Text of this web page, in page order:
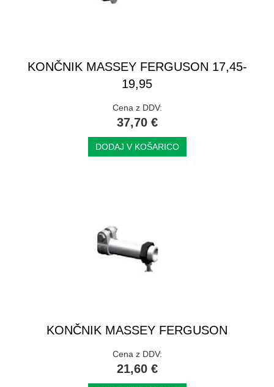
KONČNIK MASSEY FERGUSON 17,45-
19,95
Cena z DDV:
37,70 €
DODAJ V KOŠARICO
KONČNIK MASSEY FERGUSON
Cena z DDV:
21,60 €